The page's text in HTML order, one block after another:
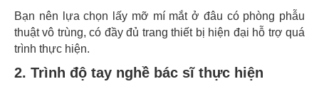
Bạn nên lựa chọn lấy mỡ mí mắt ở đâu có phòng phẫu
thuật vô trùng, có đầy đủ trang thiết bị hiện đại hỗ trợ quá
trình thực hiện.
2. Trình độ tay nghề bác sĩ thực hiện